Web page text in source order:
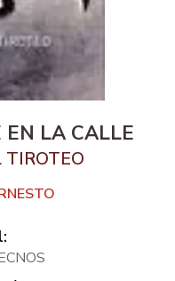
EN LA CALLE